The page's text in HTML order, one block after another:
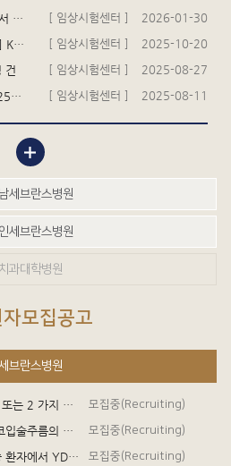
임상시험센터 약국 교정성적서 재발행 건 [ 임상시험센터 ]
2026-01-30
[KACRC 추계학술대회 안내] KACTC-KACRC-KoNECT 공동 심포지엄 : 임상시험센터의 지속 가능성과 혁신
[ 임상시험센터 ]
2025-10-20
건
[ 임상시험센터 ]
2025-08-27
[국가임상시험지원재단] 2025년 임상시험 전문인력 자격시험 공고
[ 임상시험센터 ] 2025-08-11
세브란스병원
세브란스병원
치과대학병원
모집공고
브란스병원
이전에 치료받지 않았거나 1 또는 2 가지 전신 치료 요법으로 치료받은, IDH1 돌연변이가 있는 국소 진행성 또는 전이성 관례성 연골육종이 있는 ≥18세 시험대상자에서 이보시데닙에 대한 제3상, 다기관, 이중 눈가림, 무작위배정, 위약 대조 임상시험 (CHONQUER 임상시험) 모집중(Recruiting)
성인의 중간에서 깊은 양쪽 코입술주름의 일시적 개선에 대하여 Deep PLUS 1.0의 유효성과 안전성을 뉴라미스 딥 리도카인®(NDL-NNT1)과 비교 평가하기 위한 다기관, 무작위배정, 대상자-평가자 눈가림, 짝대응 설계, 전향적, 비열등성, 확증 임상시험 모집중(Recruiting)
개방각 녹내장 또는 고안압증 환자에서 YDS-2101의 유효성 및 안전성을 평가하기 위한 다기관, 무작위배정, 이중눈가림, 활성대조 제3상 임상시험 모집중(Recruiting)